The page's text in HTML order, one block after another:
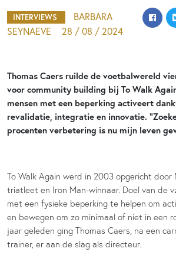
INTERVIEWS
BARBARA
SEYNAEVE
28 / 08 / 2024
Thomas Caers ruilde de voetbalwereld
voor community building bij To Walk
mensen met een beperking activeert
revalidatie, integratie en innovatie.
procenten verbetering is nu mijn leven
To Walk Again werd in 2003 opgericht door
triatleet en Iron Man-winnaar. Doel van de
met een fysieke beperking te helpen om
en bewegen om zo minimaal of niet in een
jaar geleden ging Thomas Caers, na een
trainer, er aan de slag als directeur.